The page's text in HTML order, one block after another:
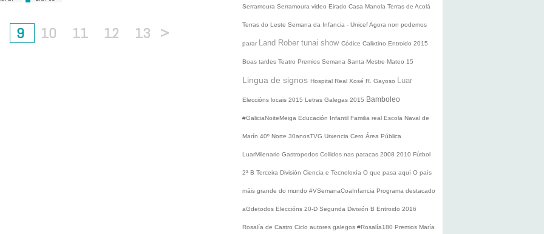
9 10 11 12 13 >
Serramoura Serramoura video Eirado Casa Manola Terras de Acolá
Terras do Leste Semana da Infancia - UnicefAgora non podemos
parar Land Rober tunai show Códice Calixtino Entroido 2015
Boas tardes Teatro Premios Semana Santa Mestre Mateo 15
Lingua de signos Hospital Real Xosé R. Gayoso Luar
Eleccións locais 2015 Letras Galegas 2015 Bamboleo
#GaliciaNoiteMeiga Educación Infantil Familia real Escola Naval de
Marín 40º Norte 30anosTVG Urxencia Cero Área Pública
LuarMilenario Gastropodos Collidos nas patacas 2008 2010 Fútbol
2ª B Terceira División Ciencia e Tecnoloxía O que pasa aquí O país
máis grande do mundo #VSemanaCoaInfancia Programa destacado
aGdetodos Eleccións 20-D Segunda División B Entroido 2016
Rosalía de Castro Ciclo autores galegos #Rosalía180 Premios María